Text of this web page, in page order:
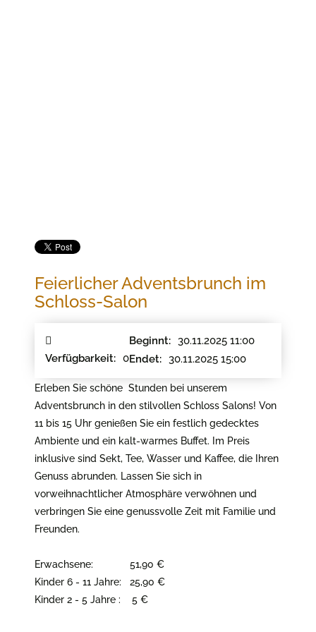
Feierlicher Adventsbrunch im
Schloss-Salon
Verfügbarkeit: 0
Beginnt: 30.11.2025 11:00
Endet: 30.11.2025 15:00
Erleben Sie schöne Stunden bei unserem
Adventsbrunch in den stilvollen Schloss Salons! Von
11 bis 15 Uhr genießen Sie ein festlich gedecktes
Ambiente und ein kalt-warmes Buffet. Im Preis
inklusive sind Sekt, Tee, Wasser und Kaffee, die Ihren
Genuss abrunden. Lassen Sie sich in
vorweihnachtlicher Atmosphäre verwöhnen und
verbringen Sie eine genussvolle Zeit mit Familie und
Freunden.
Erwachsene: 51,90 €
Kinder 6 - 11 Jahre: 25,90 €
Kinder 2 - 5 Jahre : 5 €